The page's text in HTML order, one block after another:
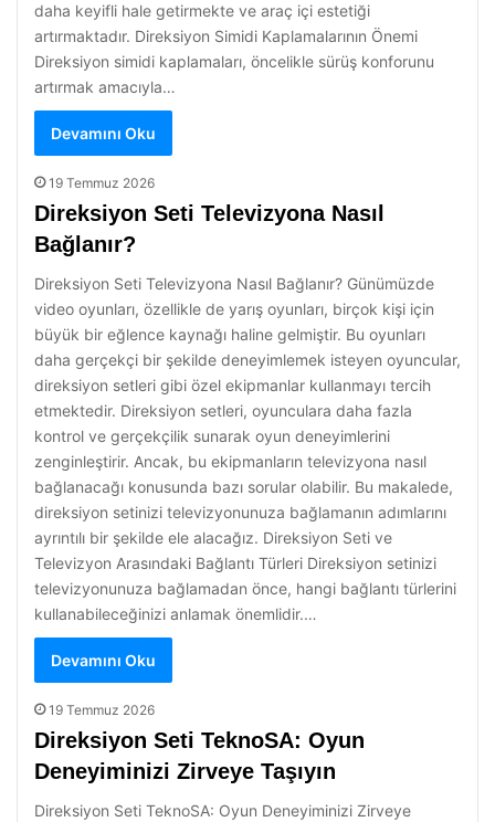
daha keyifli hale getirmekte ve araç içi estetiği
artırmaktadır. Direksiyon Simidi Kaplamalarının Önemi
Direksiyon simidi kaplamaları, öncelikle sürüş konforunu
artırmak amacıyla…
Devamını Oku
19 Temmuz 2026
Direksiyon Seti Televizyona Nasıl
Bağlanır?
Direksiyon Seti Televizyona Nasıl Bağlanır? Günümüzde
video oyunları, özellikle de yarış oyunları, birçok kişi için
büyük bir eğlence kaynağı haline gelmiştir. Bu oyunları
daha gerçekçi bir şekilde deneyimlemek isteyen oyuncular,
direksiyon setleri gibi özel ekipmanlar kullanmayı tercih
etmektedir. Direksiyon setleri, oyunculara daha fazla
kontrol ve gerçekçilik sunarak oyun deneyimlerini
zenginleştirir. Ancak, bu ekipmanların televizyona nasıl
bağlanacağı konusunda bazı sorular olabilir. Bu makalede,
direksiyon setinizi televizyonunuza bağlamanın adımlarını
ayrıntılı bir şekilde ele alacağız. Direksiyon Seti ve
Televizyon Arasındaki Bağlantı Türleri Direksiyon setinizi
televizyonunuza bağlamadan önce, hangi bağlantı türlerini
kullanabileceğinizi anlamak önemlidir.…
Devamını Oku
19 Temmuz 2026
Direksiyon Seti TeknoSA: Oyun
Deneyiminizi Zirveye Taşıyın
Direksiyon Seti TeknoSA: Oyun Deneyiminizi Zirveye